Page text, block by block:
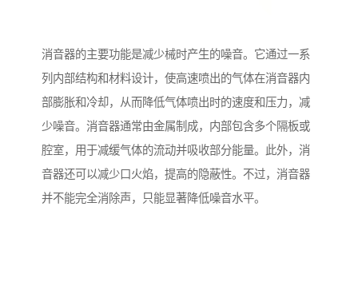
消音器的主要功能是减少械时产生的噪音。它通过一系
列内部结构和材料设计，使高速喷出的气体在消音器内
部膨胀和冷却，从而降低气体喷出时的速度和压力，减
少噪音。消音器通常由金属制成，内部包含多个隔板或
腔室，用于减缓气体的流动并吸收部分能量。此外，消
音器还可以减少口火焰，提高的隐蔽性。不过，消音器
并不能完全消除声，只能显著降低噪音水平。